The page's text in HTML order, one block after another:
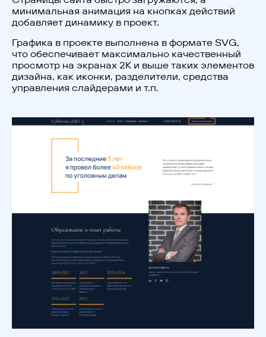
минимальная анимация на кнопках действий
добавляет динамику в проект.
Графика в проекте выполнена в формате SVG,
что обеспечивает максимально качественный
просмотр на экранах 2К и выше таких элементов
дизайна, как иконки, разделители, средства
управления слайдерами и т.п.